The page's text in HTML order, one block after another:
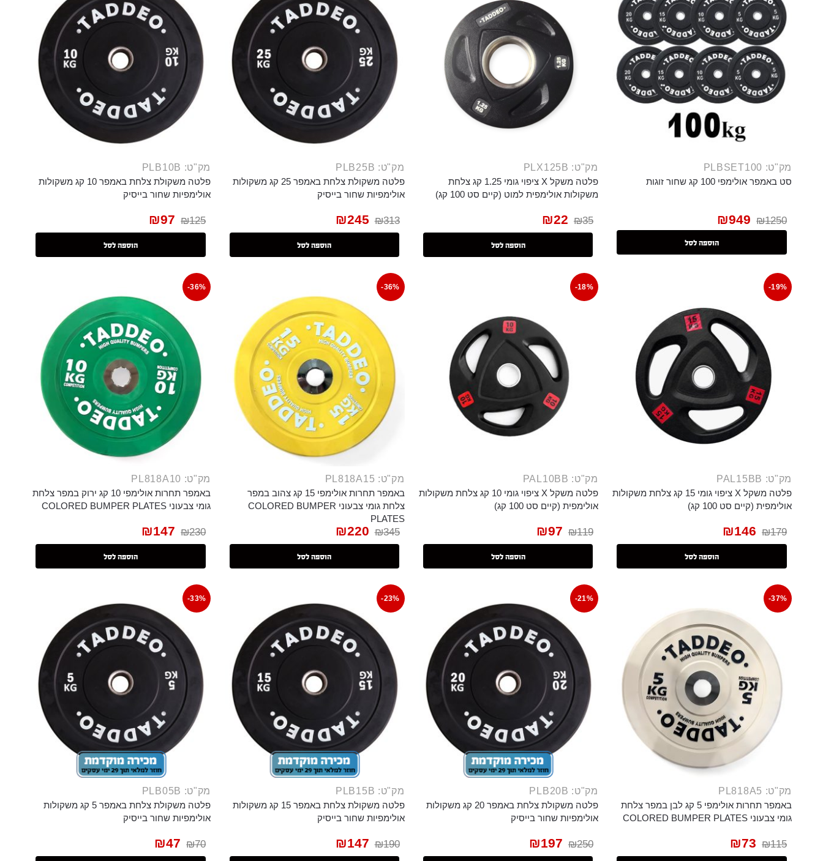
מק"ט: PLBSET100
סט באמפר אולימפי 100 קג שחור זוגות
₪1250
₪949
הוספה לסל
מק"ט: PLX125B
פלטה משקל X ציפוי גומי 1.25 קג צלחת
משקולות אולימפית למוט (קיים סט 100 קג)
₪35
₪22
הוספה לסל
מק"ט: PLB25B
פלטה משקולת צלחת באמפר 25 קג משקולות
אולימפיות שחור בייסיק
₪313
₪245
הוספה לסל
מק"ט: PLB10B
פלטה משקולת צלחת באמפר 10 קג משקולות
אולימפיות שחור בייסיק
₪125
₪97
הוספה לסל
-19%
מק"ט: PAL15BB
פלטה משקל X ציפוי גומי 15 קג צלחת משקולות
אולימפית (קיים סט 100 קג)
₪179
₪146
הוספה לסל
-18%
מק"ט: PAL10BB
פלטה משקל X ציפוי גומי 10 קג צלחת משקולות
אולימפית (קיים סט 100 קג)
₪119
₪97
הוספה לסל
-36%
מק"ט: PL818A15
באמפר תחרות אולימפי 15 קג צהוב במפר
צלחת גומי צבעוני COLORED BUMPER
PLATES
₪345
₪220
הוספה לסל
-36%
מק"ט: PL818A10
באמפר תחרות אולימפי 10 קג ירוק במפר צלחת
גומי צבעוני COLORED BUMPER PLATES
₪230
₪147
הוספה לסל
-37%
מק"ט: PL818A5
באמפר תחרות אולימפי 5 קג לבן במפר צלחת
גומי צבעוני COLORED BUMPER PLATES
₪115
₪73
-21%
מק"ט: PLB20B
פלטה משקולת צלחת באמפר 20 קג משקולות
אולימפיות שחור בייסיק
₪250
₪197
-23%
מק"ט: PLB15B
פלטה משקולת צלחת באמפר 15 קג משקולות
אולימפיות שחור בייסיק
₪190
₪147
-33%
מק"ט: PLB05B
פלטה משקולת צלחת באמפר 5 קג משקולות
אולימפיות שחור בייסיק
₪70
₪47